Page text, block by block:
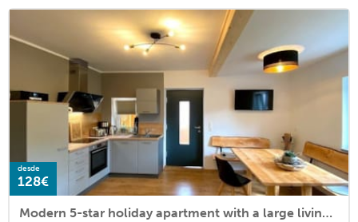
desde
128€
Modern 5-star holiday apartment with a large living area "Ochsenkopf"